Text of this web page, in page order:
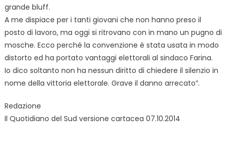
grande bluff.
A me dispiace per i tanti giovani che non hanno preso il
posto di lavoro, ma oggi si ritrovano con in mano un pugno di
mosche. Ecco perché la convenzione è stata usata in modo
distorto ed ha portato vantaggi elettorali al sindaco Farina.
Io dico soltanto non ha nessun diritto di chiedere il silenzio in
nome della vittoria elettorale. Grave il danno arrecato”.
Redazione
Il Quotidiano del Sud versione cartacea 07.10.2014